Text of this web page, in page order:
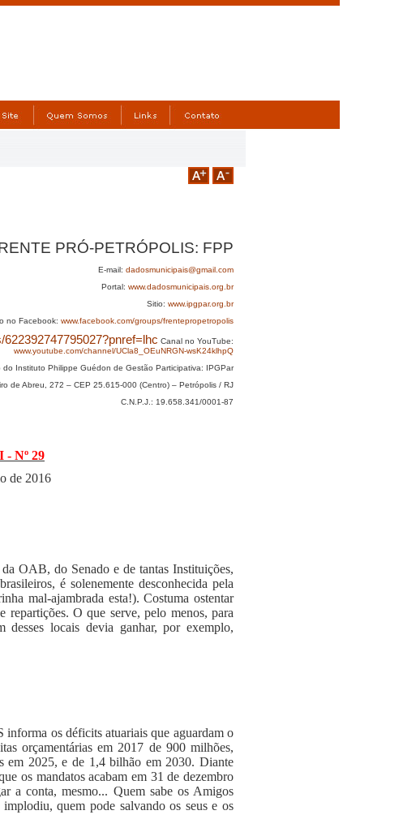
PRÓ-PETRÓPOLIS: FPP
E-mail: dadosmunicipais@gmail.com
Portal: www.dadosmunicipais.org.br
Sitio: www.ipgpar.org.br
no Facebook: www.facebook.com/groups/frentepropetropolis
Canal no YouTube:
www.youtube.com/channel/UCla8_OEuNRGN-wsK24klhpQ
do Instituto Philippe Guédon de Gestão Participativa: IPGPar
de Abreu, 272 – CEP 25.615-000 (Centro) – Petrópolis / RJ
C.N.P.J.: 19.658.341/0001-87
Nº 29
de 2016
OAB, do Senado e de tantas Instituições,
é solenemente desconhecida pela
mal-ajambrada esta!). Costuma ostentar
repartições. O que serve, pelo menos, para
locais devia ganhar, por exemplo,
os déficits atuariais que aguardam o
orçamentárias em 2017 de 900 milhões,
em 2025, e de 1,4 bilhão em 2030. Diante
os mandatos acabam em 31 de dezembro
a conta, mesmo... Quem sabe os Amigos
quem pode salvando os seus e os